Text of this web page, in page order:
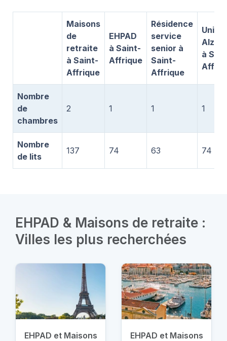
Maisons
de
retraite
à Saint-
Affrique
EHPAD
à Saint-
Affrique
Résidence
service
senior à
Saint-
Affrique
Unité
à
Nombre
de
chambres
2 1 1 1
Nombre
de lits
137 74 63 74
EHPAD & Maisons de retraite :
Villes les plus recherchées
EHPAD et Maisons
EHPAD et Maisons